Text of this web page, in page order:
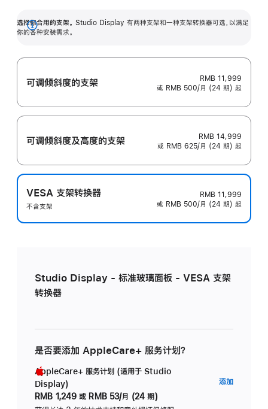
选择你合用的支架。 Studio Display 有两种支架和一种支架转换器可选，以满足
你的各种安装需求。
展
可调倾斜度的支架
RMB 11,999
或 RMB 500/月 (24 期) 起
可调倾斜度及高‍度的支‍架
RMB 14,999
或 RMB 625/月 (24 期) 起
VESA 支架转换器
不含支架
RMB 11,999
或 RMB 500/月 (24 期) 起
Studio Display - 标准玻璃面板 - VESA 支架
转换器
是否要添加 AppleCare+ 服务计划？
AppleCare+ 服务计划 (适用于 Studio
Display)
RMB 1,249 或 RMB 53/月 (24 期)
添加